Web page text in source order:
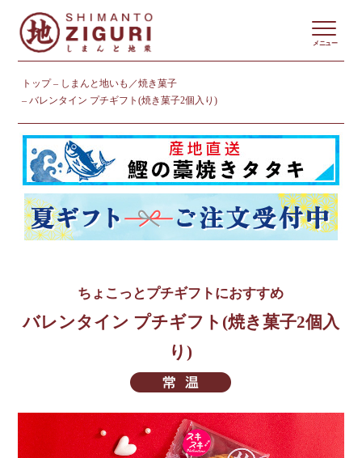
トップ
しまんと地いも／焼き菓子
バレンタイン プチギフト(焼き菓子2個入り)
メニュー
ちょこっとプチギフトにおすすめ
バレンタイン プチギフト(焼き菓子2個入
り)